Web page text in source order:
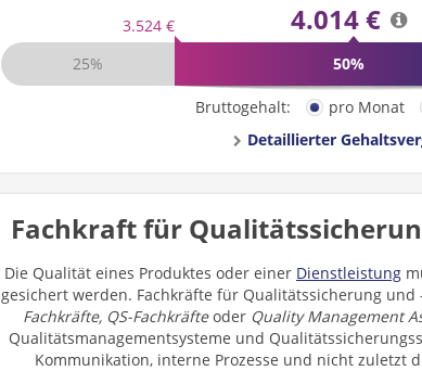
3.524 € 4.014 €
25%
50%
Bruttogehalt: pro Monat
Detaillierter
Fachkraft für
Die Qualität eines Produktes oder einer Dienstleistung
gesichert werden. Fachkräfte für Qualitätssicherung und
Fachkräfte, QS-Fachkräfteoder Quality Management
Qualitätsmanagementsysteme und
Kommunikation, interne Prozesse und nicht zuletzt